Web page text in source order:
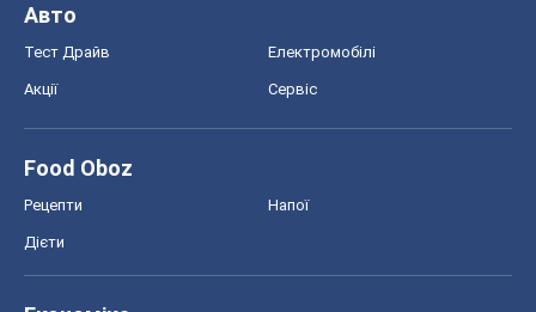
Авто
Тест Драйв Електромобілі
Акції Сервіс
Food Oboz
Рецепти Напої
Дієти